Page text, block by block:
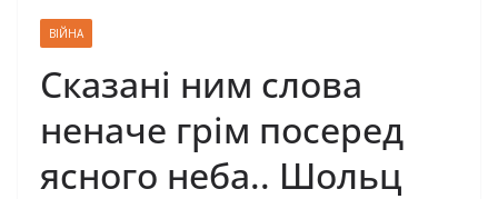
ВІЙНА
Сказані ним слова
неначе грім посеред
ясного неба.. Шольц